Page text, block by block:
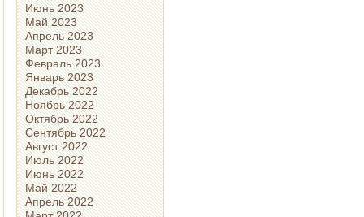
Июнь 2023
Май 2023
Апрель 2023
Март 2023
Февраль 2023
Январь 2023
Декабрь 2022
Ноябрь 2022
Октябрь 2022
Сентябрь 2022
Август 2022
Июль 2022
Июнь 2022
Май 2022
Апрель 2022